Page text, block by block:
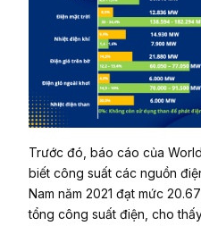
Trước đó, báo cáo của World Bank vào năm 2022 cho
biết công suất các nguồn
Nam năm 2021 đạt mức
tổng công suất điện, cho